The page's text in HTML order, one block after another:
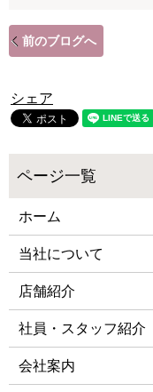
前のブログへ
シェア
ホーム
当社について
店舗紹介
社員・スタッフ紹介
会社案内